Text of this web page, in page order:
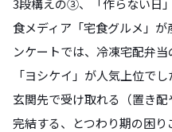
3段構えの③、「作らない日
食メディア「宅食グルメ」
ンケートでは、冷凍宅配弁
「ヨシケイ」が人気上位で
玄関先で受け取れる（置き
完結する、とつわり期の困り